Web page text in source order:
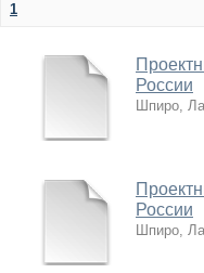
1
России
Шпиро,
России
Шпиро,